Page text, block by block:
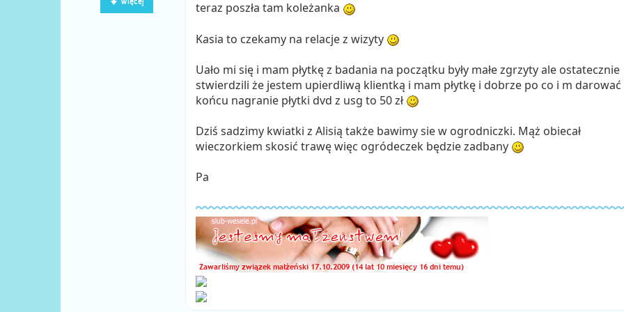
teraz poszła tam koleżanka
Kasia to czekamy na relacje z wizyty
Uało mi się i mam płytkę z badania na początku były małe zgrzyty ale ostatecznie
stwierdzili że jestem upierdliwą klientką i mam płytkę i dobrze po co i m darować
końcu nagranie płytki dvd z usg to 50 zł
Dziś sadzimy kwiatki z Alisią także bawimy sie w ogrodniczki. Mąż obiecał
wieczorkiem skosić trawę więc ogródeczek będzie zadbany
Pa